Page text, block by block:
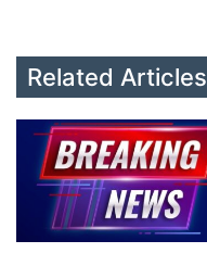
Related Articles